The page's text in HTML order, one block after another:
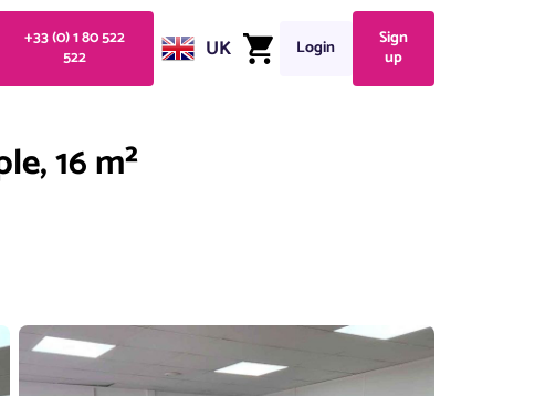
+33 (0) 1 80 522
522 UK Login Sign
up
16 m²